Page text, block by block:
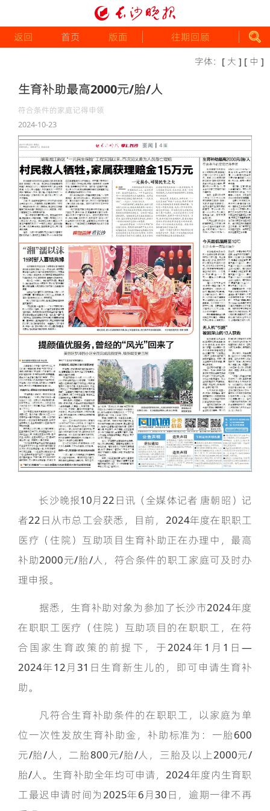
返回 首页 版面 往期回顾
字体： [ 大 ] [ 中 ]
生育补助最高2000元/胎/人
符合条件的家庭记得申领
2024-10-23
长沙晚报10月22日讯（全媒体记者 唐朝昭）记
者22日从市总工会获悉，目前，2024年度在职职工
医疗（住院）互助项目生育补助正在办理中，最高
补助2000元/胎/人，符合条件的职工家庭可及时办
理申报。
据悉，生育补助对象为参加了长沙市2024年度
在职职工医疗（住院）互助项目的在职职工，在符
合国家生育政策的前提下，于2024年1月1日—
2024年12月31日生育新生儿的，即可申请生育补
助。
凡符合生育补助条件的在职职工，以家庭为单
位一次性发放生育补助金，补助标准为：一胎600
元/胎/人，二胎800元/胎/人，三胎及以上2000元/
胎/人。生育补助全年均可申请，2024年度内生育职
工最迟申请时间为2025年6月30日，逾期一律不再